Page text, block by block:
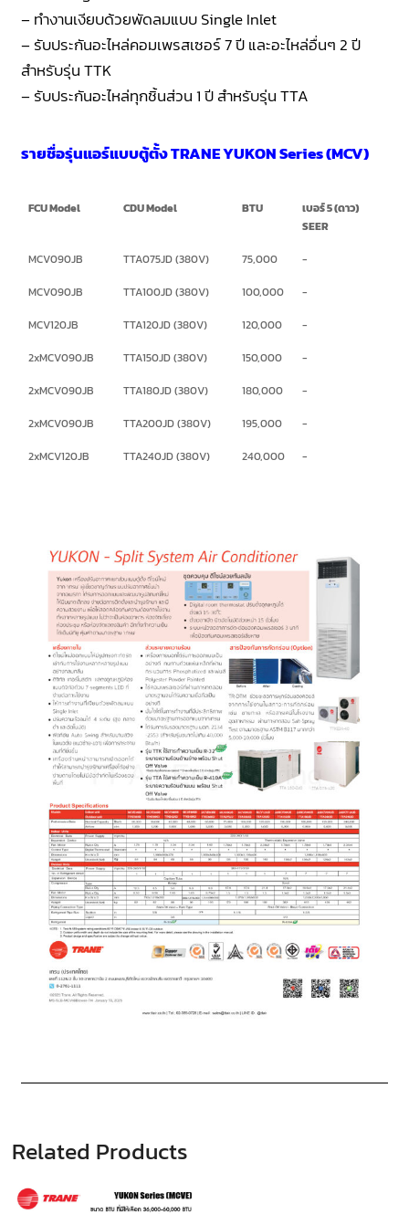
– ทำงานเงียบด้วยพัดลมแบบ Single Inlet
– รับประกันอะไหล่คอมเพรสเซอร์ 7 ปี และอะไหล่อื่นๆ 2 ปี
สำหรับรุ่น TTK
– รับประกันอะไหล่ทุกชิ้นส่วน 1 ปี สำหรับรุ่น TTA
รายชื่อรุ่นแอร์แบบตู้ตั้ง TRANE YUKON Series (MCV)
FCU Model CDU Model BTU
เบอร์ 5 (ดาว)
SEER
MCV090JB
TTA075JD (380V) 75,000
-
MCV090JB
TTA100JD (380V) 100,000
-
MCV120JB
TTA120JD (380V) 120,000
-
2xMCV090JB
TTA150JD (380V) 150,000
-
2xMCV090JB
TTA180JD (380V) 180,000
-
2xMCV090JB
TTA200JD (380V) 195,000
-
2xMCV120JB
TTA240JD (380V) 240,000 -
Related Products